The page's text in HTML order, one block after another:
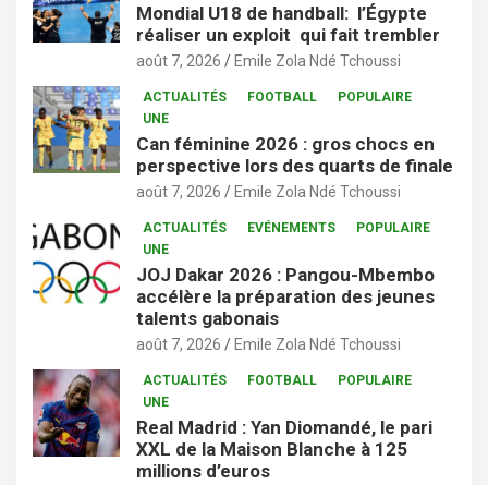
Mondial U18 de handball: l’Égypte
réaliser un exploit qui fait trembler
août 7, 2026 Emile Zola Ndé Tchoussi
ACTUALITÉS FOOTBALL
POPULAIRE
UNE
Can féminine 2026 : gros chocs en
perspective lors des quarts de finale
août 7, 2026 Emile Zola Ndé Tchoussi
ACTUALITÉS EVÉNEMENTS
POPULAIRE
UNE
JOJ Dakar 2026 : Pangou-Mbembo
accélère la préparation des jeunes
talents gabonais
août 7, 2026 Emile Zola Ndé Tchoussi
ACTUALITÉS FOOTBALL
POPULAIRE
UNE
Real Madrid : Yan Diomandé, le pari
XXL de la Maison Blanche à 125
millions d’euros